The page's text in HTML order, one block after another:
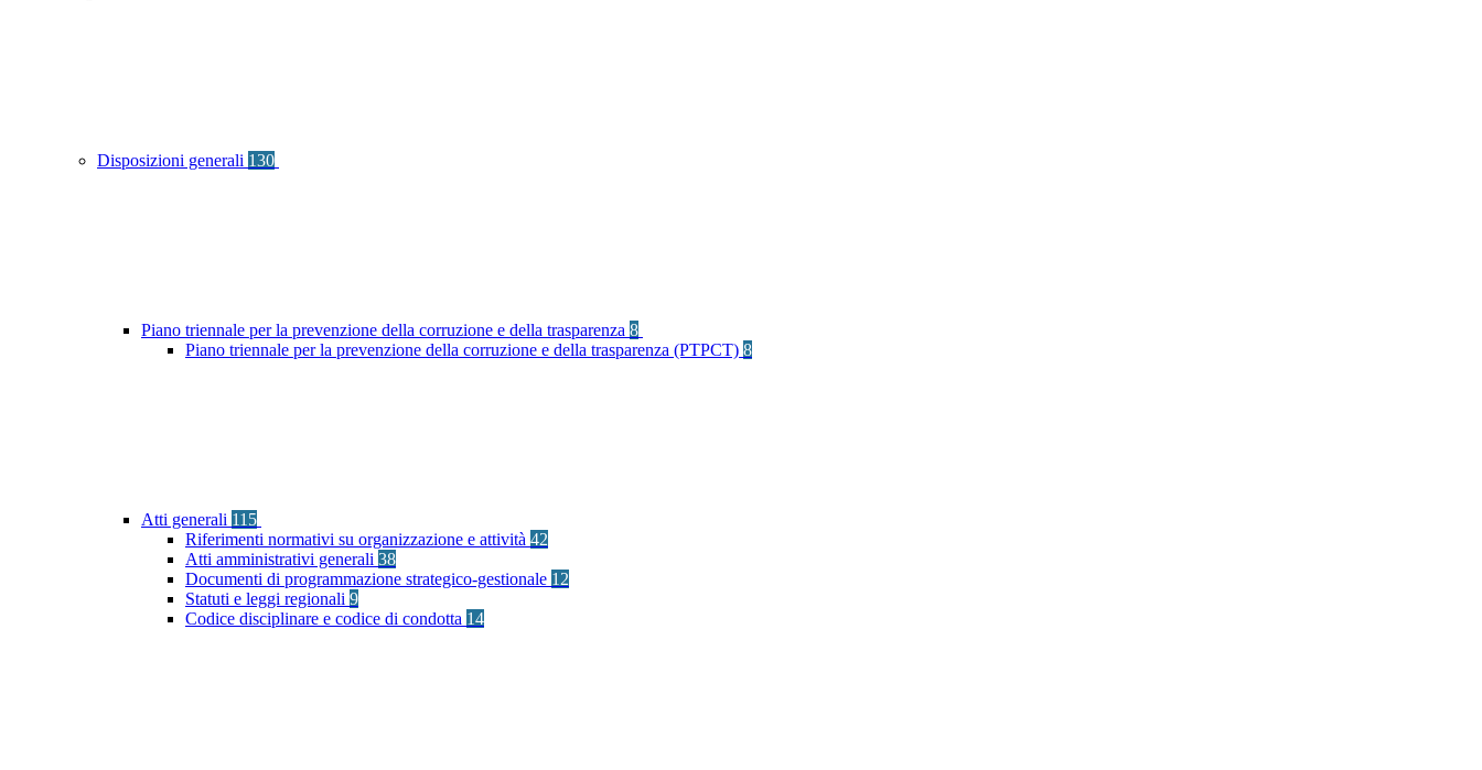
Disposizioni generali 130
Piano triennale per la prevenzione della corruzione e della trasparenza 8
Piano triennale per la prevenzione della corruzione e della trasparenza (PTPCT) 8
Atti generali 115
Riferimenti normativi su organizzazione e attività 42
Atti amministrativi generali 38
Documenti di programmazione strategico-gestionale 12
Statuti e leggi regionali 9
Codice disciplinare e codice di condotta 14